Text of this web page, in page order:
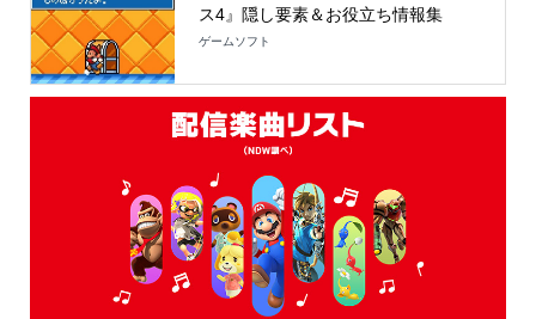
ス4』隠し要素＆お役立ち情報集
ゲームソフト